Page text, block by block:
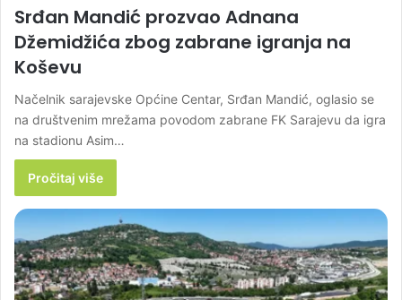
Srđan Mandić prozvao Adnana
Džemidžića zbog zabrane igranja na
Koševu
Načelnik sarajevske Općine Centar, Srđan Mandić, oglasio se
na društvenim mrežama povodom zabrane FK Sarajevu da igra
na stadionu Asim…
Pročitaj više